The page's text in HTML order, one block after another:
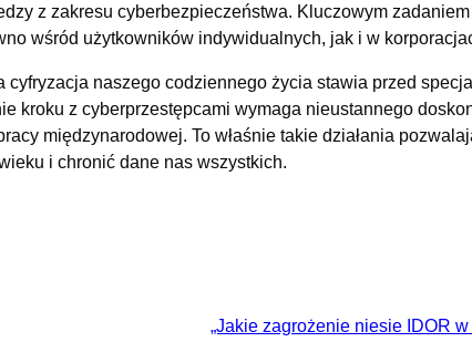
z zakresu cyberbezpieczeństwa. Kluczowym
wśród użytkowników indywidualnych, jak i w
naszego codziennego życia stawia przed
kroku z cyberprzestępcami wymaga nieustannego
międzynarodowej. To właśnie takie działania
i chronić dane nas wszystkich.
„Jakie zagrożenie niesie IDOR w